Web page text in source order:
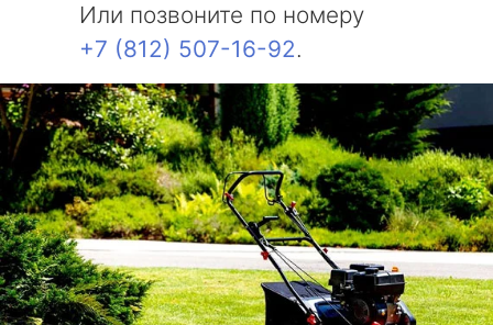
Или позвоните по номеру
+7 (812) 507-16-92.